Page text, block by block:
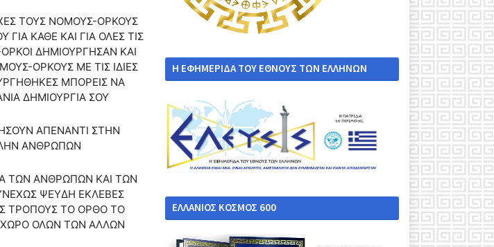
ΤΟΥΣ ΝΟΜΟΥΣ-ΟΡΚΟΥΣ
ΓΙΑ ΚΑΘΕ ΚΑΙ ΓΙΑ ΟΛΕΣ ΤΙΣ
ΔΗΜΙΟΥΡΓΗΣΑΝ ΚΑΙ
ΟΡΚΟΥΣ ΜΕ ΤΙΣ ΙΔΙΕΣ
ΜΠΟΡΕΙΣ ΝΑ
ΔΗΜΙΟΥΡΓΙΑ ΣΟΥ
ΑΠΕΝΑΝΤΙ ΣΤΗΝ
ΑΝΘΡΩΠΩΝ
ΤΩΝ ΑΝΘΡΩΠΩΝ ΚΑΙ ΤΩΝ
ΨΕΥΔΗ ΕΚΛΕΒΕΣ
ΤΡΟΠΟΥΣ ΤΟ ΟΡΘΟ ΤΟ
ΧΩΡΟ ΟΛΩΝ ΤΩΝ ΑΛΛΩΝ
Η ΕΦΗΜΕΡΙΔΑ ΤΟΥ ΕΘΝΟΥΣ ΤΩΝ ΕΛΛΗΝΩΝ
ΕΛΛΑΝΙΟΣ ΚΟΣΜΟΣ 600